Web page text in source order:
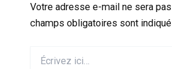
Votre adresse e-mail ne sera
champs obligatoires sont
ici…